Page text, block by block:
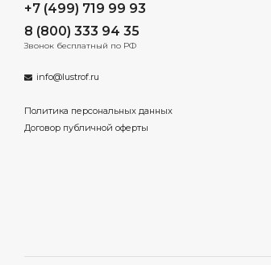
+7 (499) 719 99 93
8 (800) 333 94 35
Звонок бесплатный по РФ
info@lustrof.ru
Политика персональных данных
Договор публичной оферты